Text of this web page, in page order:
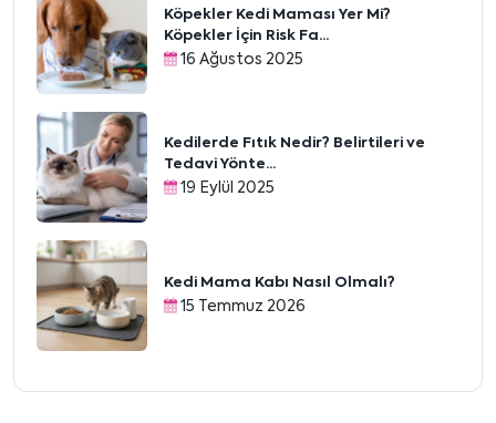
Köpekler Kedi Maması Yer Mi?
Köpekler İçin Risk Fa...
16 Ağustos 2025
Kedilerde Fıtık Nedir? Belirtileri ve
Tedavi Yönte...
19 Eylül 2025
Kedi Mama Kabı Nasıl Olmalı?
15 Temmuz 2026